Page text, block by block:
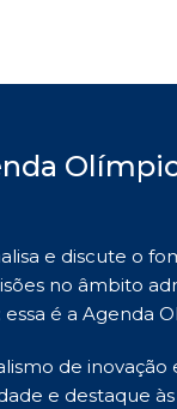
e discute o
no âmbito
é a Agenda
de inovação
e destaque